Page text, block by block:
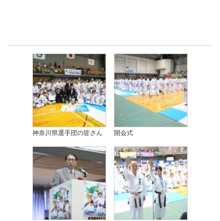
神奈川県選手団の皆さん 開会式